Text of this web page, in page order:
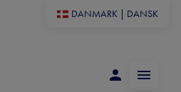
DANMARK DANSK